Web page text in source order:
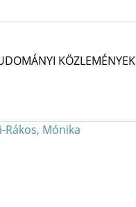
KÖZLEMÉNYEK
Rákos, Mónika